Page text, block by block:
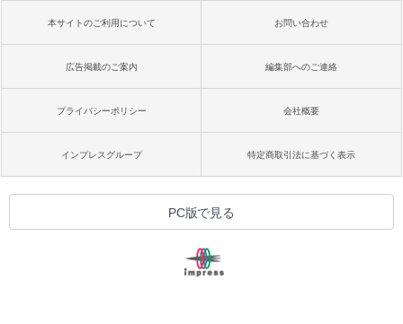
本サイトのご利用について お問い合わせ
広告掲載のご案内 編集部へのご連絡
プライバシーポリシー 会社概要
インプレスグループ 特定商取引法に基づく表示
PC版で見る